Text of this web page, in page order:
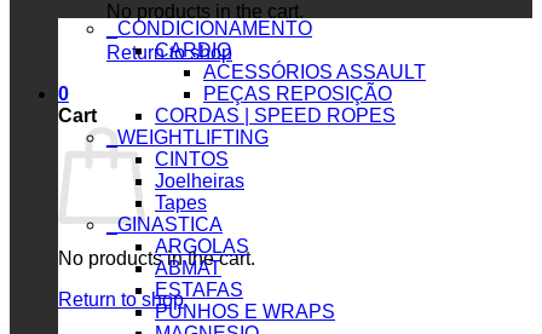
No products in the cart.
Return to shop
0
Cart
No products in the cart.
Return to shop
_CONDICIONAMENTO
CARDIO
ACESSÓRIOS ASSAULT
PEÇAS REPOSIÇÃO
CORDAS | SPEED ROPES
_WEIGHTLIFTING
CINTOS
Joelheiras
Tapes
_GINASTICA
ARGOLAS
ABMAT
ESTAFAS
PUNHOS E WRAPS